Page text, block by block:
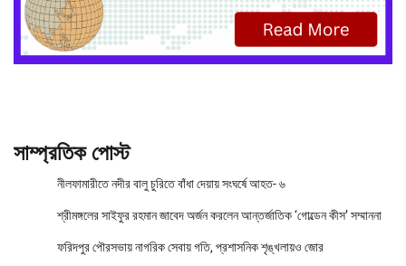
সাম্প্রতিক পোস্ট
নীলফামারীতে নদীর বালু চুরিতে বাঁধা দেয়ায় সংঘর্ষে আহত- ৬
শ্রীমঙ্গলের সাইফুর রহমান জাবেদ অর্জন করলেন আন্তর্জাতিক ‘গোল্ডেন কীস’ সম্মাননা
ফরিদপুর পৌরসভায় নাগরিক সেবায় গতি, প্রশাসনিক শৃঙ্খলায়ও জোর